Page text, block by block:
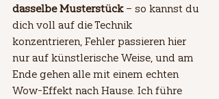
dasselbe Musterstück – so kannst du
dich voll auf die Technik
konzentrieren, Fehler passieren hier
nur auf künstlerische Weise, und am
Ende gehen alle mit einem echten
Wow-Effekt nach Hause. Ich führe